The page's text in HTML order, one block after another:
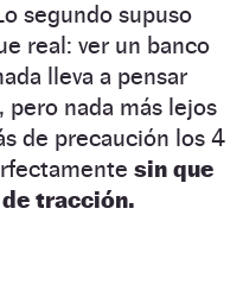
segundo supuso
real: ver un banco
lleva a pensar
pero nada más lejos
de precaución los 4
sin que
tracción.